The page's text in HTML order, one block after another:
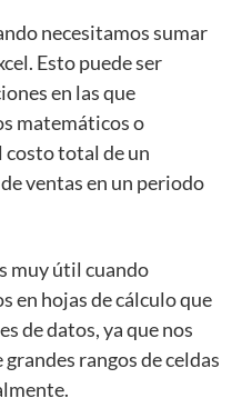
necesitamos sumar
Esto puede ser
en las que
matemáticos o
costo total de un
ventas en un periodo
muy útil cuando
en hojas de cálculo que
de datos, ya que nos
rangos de celdas